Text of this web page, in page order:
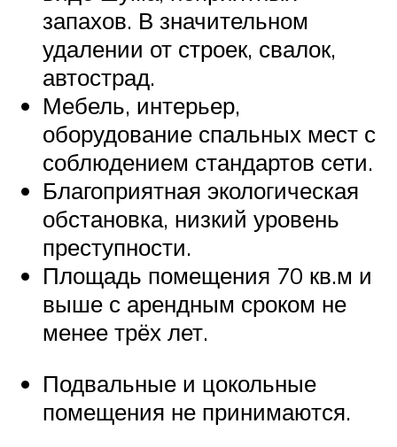
запахов. В значительном
удалении от строек, свалок,
автострад.
Мебель, интерьер,
оборудование спальных мест с
соблюдением стандартов сети.
Благоприятная экологическая
обстановка, низкий уровень
преступности.
Площадь помещения 70 кв.м и
выше с арендным сроком не
менее трёх лет.
Подвальные и цокольные
помещения не принимаются.